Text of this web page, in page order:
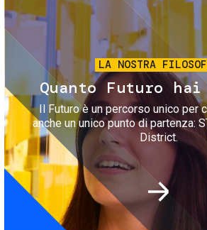
LA NOSTRA
Quanto Futuro
Il Futuro è un percorso unico per
anche un unico punto di partenza:
District.